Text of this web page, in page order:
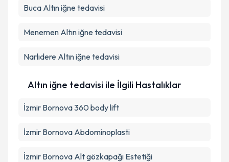
Buca Altın iğne tedavisi
Menemen Altın iğne tedavisi
Narlıdere Altın iğne tedavisi
Altın iğne tedavisi ile İlgili Hastalıklar
İzmir Bornova 360 body lift
İzmir Bornova Abdominoplasti
İzmir Bornova Alt gözkapağı Estetiği